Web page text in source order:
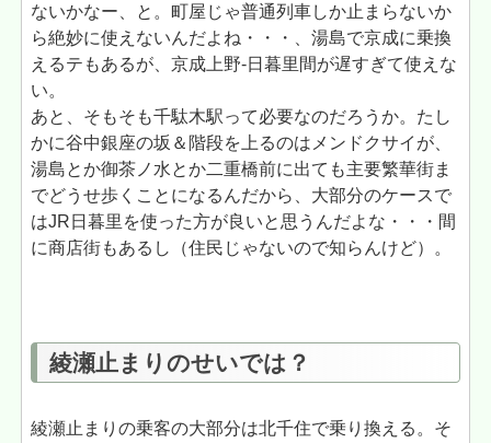
ないかなー、と。町屋じゃ普通列車しか止まらないか
ら絶妙に使えないんだよね・・・、湯島で京成に乗換
えるテもあるが、京成上野-日暮里間が遅すぎて使えな
い。
あと、そもそも千駄木駅って必要なのだろうか。たし
かに谷中銀座の坂＆階段を上るのはメンドクサイが、
湯島とか御茶ノ水とか二重橋前に出ても主要繁華街ま
でどうせ歩くことになるんだから、大部分のケースで
はJR日暮里を使った方が良いと思うんだよな・・・間
に商店街もあるし（住民じゃないので知らんけど）。
綾瀬止まりのせいでは？
綾瀬止まりの乗客の大部分は北千住で乗り換える。そ